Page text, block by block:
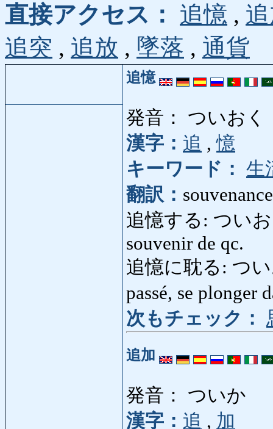
直接アクセス： 追憶 ,
追突 , 追放 , 墜落 , 通貨
追憶
発音： ついおく
漢字： 追 ,憶
キーワード： 生
翻訳：
追憶する: ついお
souvenir de qc.
追憶に耽る: つい
passé, se plonger
次もチェック：
追加
発音： ついか
漢字： 追 , 加